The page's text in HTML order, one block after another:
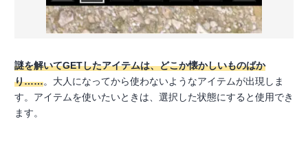
謎を解いてGETしたアイテムは、どこか懐かしいものばか
り……。大人になってから使わないようなアイテムが出現しま
す。アイテムを使いたいときは、選択した状態にすると使用でき
ます。